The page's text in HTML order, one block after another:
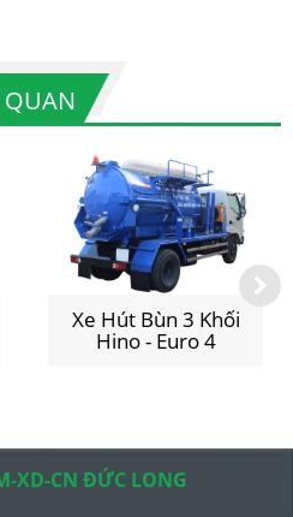
QUAN
Xe Hút Bùn 3 Khối
Hino - Euro 4
XD-CN ĐỨC LONG